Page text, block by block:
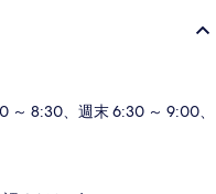
～ 8:30、週末 6:30 ～ 9:00、